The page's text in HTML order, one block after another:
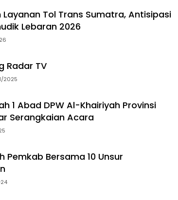
Layanan Tol Trans Sumatra, Antisipasi
Lebaran 2026
Radar TV
2025
1 Abad DPW Al-Khairiyah Provinsi
Serangkaian Acara
Pemkab Bersama 10 Unsur